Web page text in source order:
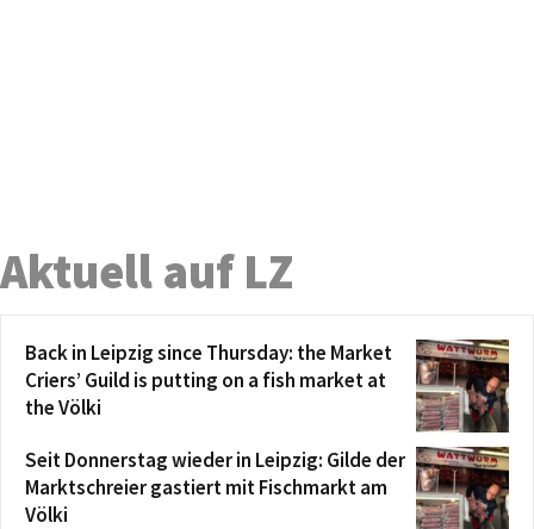
Aktuell auf LZ
Back in Leipzig since Thursday: the Market
Criers’ Guild is putting on a fish market at
the Völki
Seit Donnerstag wieder in Leipzig: Gilde der
Marktschreier gastiert mit Fischmarkt am
Völki